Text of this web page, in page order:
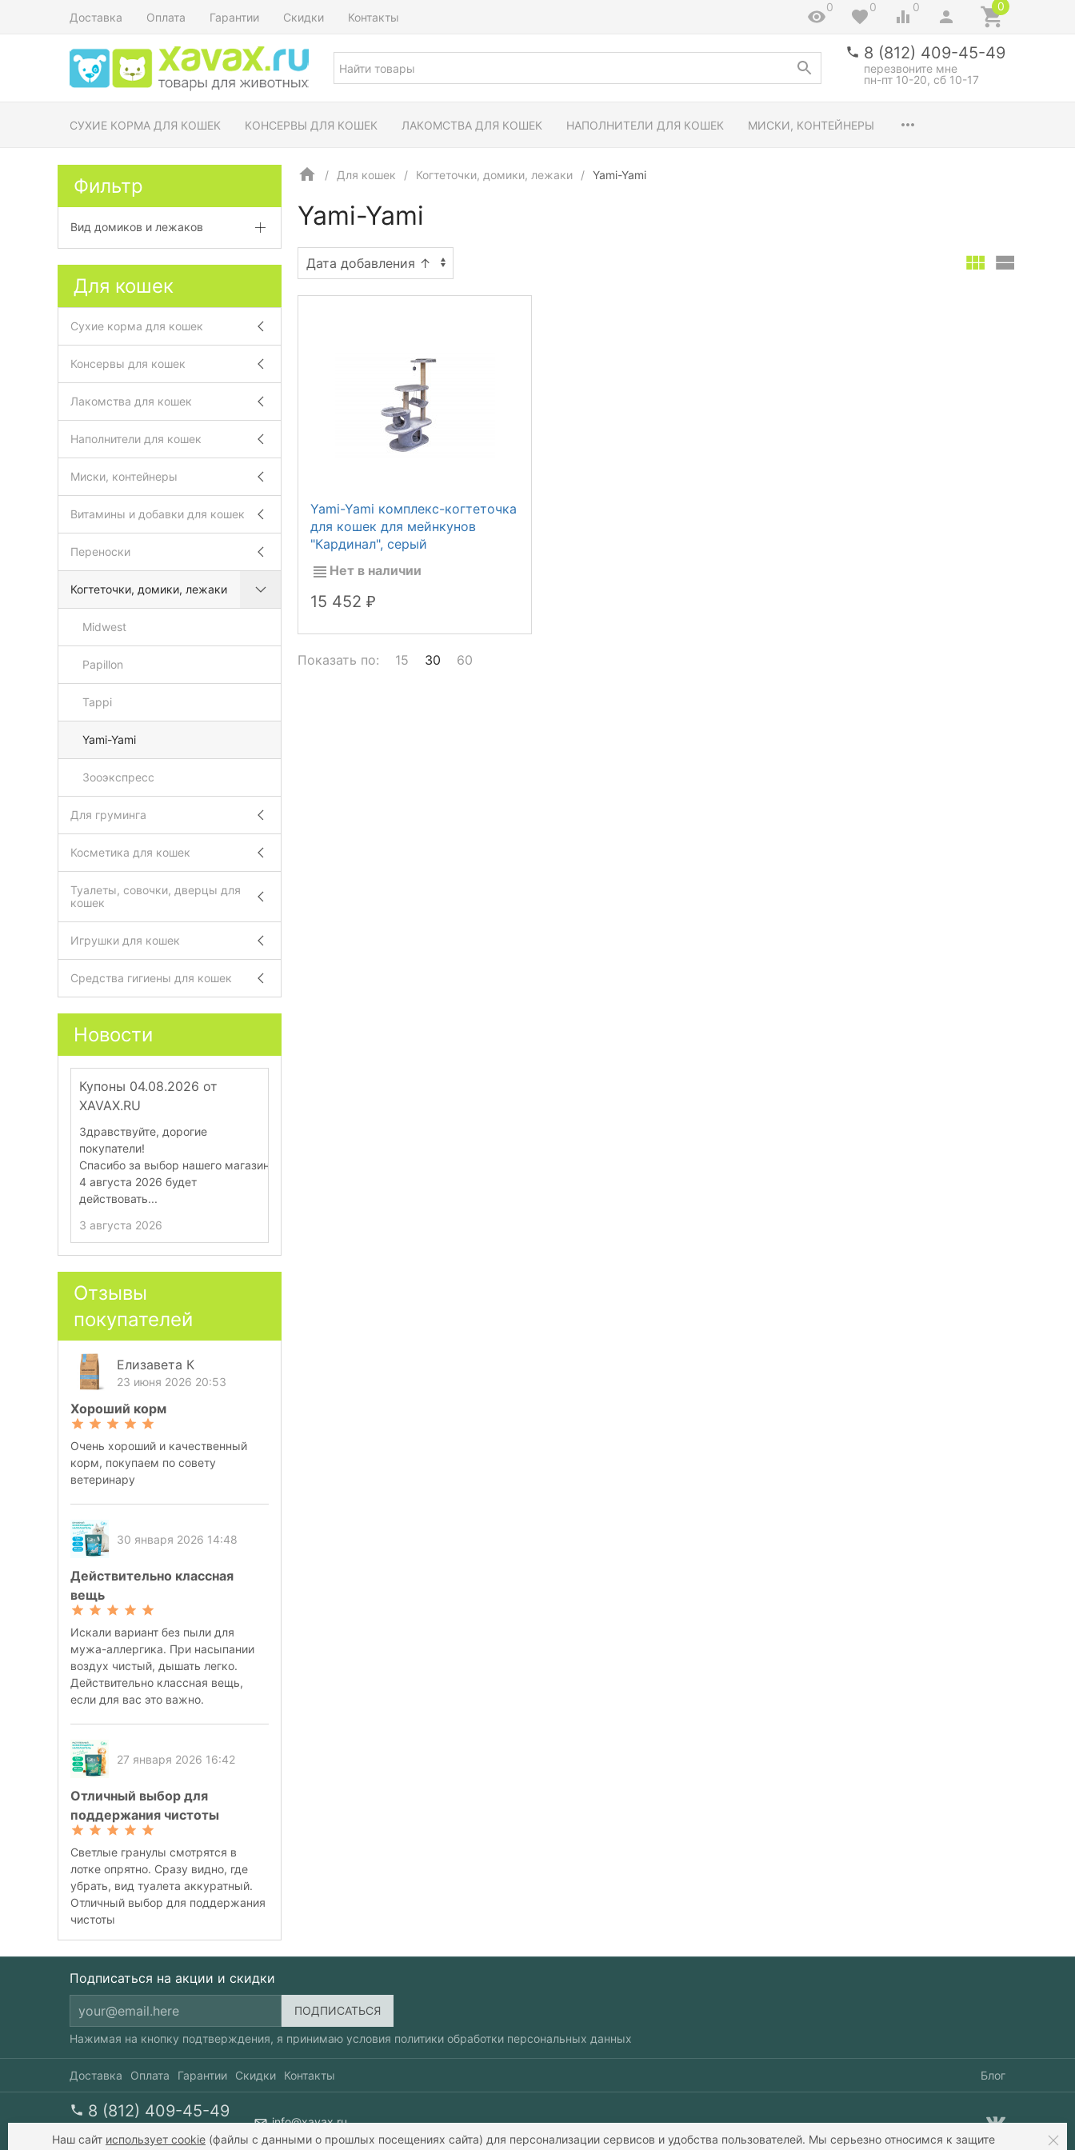
Доставка Оплата Гарантии Скидки Контакты
0 0 0 0
8 (812) 409-45-49
перезвоните мне
пн-пт 10-20, сб 10-17
СУХИЕ КОРМА ДЛЯ КОШЕК КОНСЕРВЫ ДЛЯ КОШЕК ЛАКОМСТВА ДЛЯ КОШЕК НАПОЛНИТЕЛИ ДЛЯ КОШЕК МИСКИ, КОНТЕЙНЕРЫ
Для кошек Когтеточки, домики, лежаки Yami-Yami
Yami-Yami
Yami-Yami комплекс-когтеточка
для кошек для мейнкунов
"Кардинал", серый
Нет в наличии
15 452 ₽
Показать по: 15 30 60
Фильтр
Вид домиков и лежаков
Для кошек
Сухие корма для кошек
Консервы для кошек
Лакомства для кошек
Наполнители для кошек
Миски, контейнеры
Витамины и добавки для кошек
Переноски
Когтеточки, домики, лежаки
Midwest
Papillon
Tappi
Yami-Yami
Зооэкспресс
Для груминга
Косметика для кошек
Туалеты, совочки, дверцы для
кошек
Игрушки для кошек
Средства гигиены для кошек
Новости
Купоны 04.08.2026 от
XAVAX.RU
Здравствуйте, дорогие
покупатели!
Спасибо за выбор нашего магазина.
4 августа 2026 будет
действовать...
3 августа 2026
Отзывы
покупателей
Елизавета К
23 июня 2026 20:53
Хороший корм
Очень хороший и качественный
корм, покупаем по совету
ветеринару
30 января 2026 14:48
Действительно классная
вещь
Искали вариант без пыли для
мужа-аллергика. При насыпании
воздух чистый, дышать легко.
Действительно классная вещь,
если для вас это важно.
27 января 2026 16:42
Отличный выбор для
поддержания чистоты
Светлые гранулы смотрятся в
лотке опрятно. Сразу видно, где
убрать, вид туалета аккуратный.
Отличный выбор для поддержания
чистоты
Подписаться на акции и скидки
Нажимая на кнопку подтверждения, я принимаю условия политики обработки персональных данных
Доставка Оплата Гарантии Скидки Контакты Блог
8 (812) 409-45-49
перезвоните мне
пн-пт 10-20, сб 10-17
info@xavax.ru
Наш сайт использует cookie (файлы с данными о прошлых посещениях сайта) для персонализации сервисов и удобства пользователей. Мы серьезно относимся к защите